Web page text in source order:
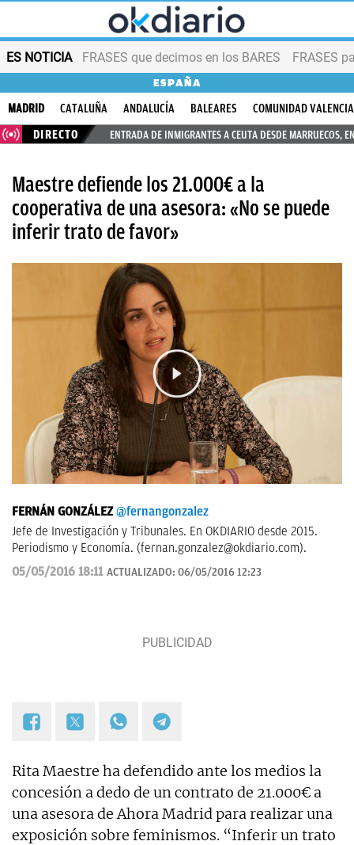
ES NOTICIA FRASES que decimos en los BARES FRASES
ESPAÑA
MADRID CATALUÑA ANDALUCÍA BALEARES
COMUNIDAD
DIRECTO
ENTRADA DE INMIGRANTES A CEUTA DESDE MARRUECOS,
Maestre defiende los 21.000€ a la
cooperativa de una asesora: «No se puede
inferir trato de favor»
FERNÁN GONZÁLEZ @fernangonzalez
Jefe de Investigación y Tribunales. En OKDIARIO desde 2015.
Periodismo y Economía. (fernan.gonzalez@okdiario.com).
05/05/2016 18:11 ACTUALIZADO: 06/05/2016 12:23
Rita Maestre ha defendido ante los medios la
concesión a dedo de un contrato de 21.000€ a
una asesora de Ahora Madrid para realizar una
exposición sobre feminismos. “Inferir un trato